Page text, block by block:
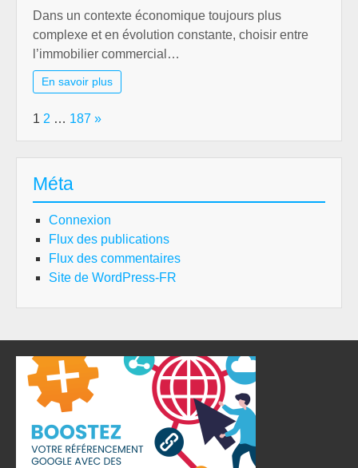
Dans un contexte économique toujours plus
complexe et en évolution constante, choisir entre
l’immobilier commercial…
En savoir plus
Page:
1 2 … 187 Next
»
Méta
Connexion
Flux des publications
Flux des commentaires
Site de WordPress-FR